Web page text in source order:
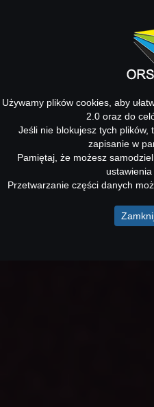
Używamy plików cookies, aby
2.0 oraz do
Jeśli nie blokujesz tych plików,
zapisanie w
Pamiętaj, że możesz
Przetwarzanie części danych